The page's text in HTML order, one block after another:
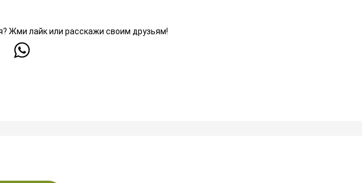
Жми лайк или расскажи своим друзьям!